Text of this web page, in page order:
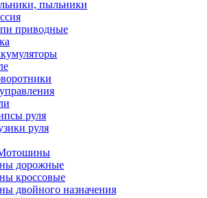
пыльники
приводные
руля
руля
дорожные
кроссовые
двойного назначения